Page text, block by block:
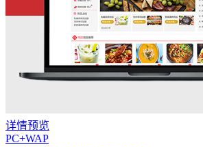
详情预览
PC+WAP